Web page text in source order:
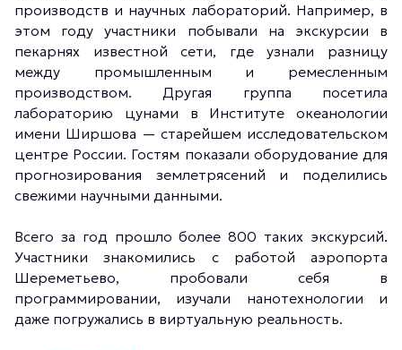
производств и научных лабораторий. Например, в
этом году участники побывали на экскурсии в
пекарнях известной сети, где узнали разницу
между промышленным и ремесленным
производством. Другая группа посетила
лабораторию цунами в Институте океанологии
имени Ширшова — старейшем исследовательском
центре России. Гостям показали оборудование для
прогнозирования землетрясений и поделились
свежими научными данными.
Всего за год прошло более 800 таких экскурсий.
Участники знакомились с работой аэропорта
Шереметьево, пробовали себя в
программировании, изучали нанотехнологии и
даже погружались в виртуальную реальность.